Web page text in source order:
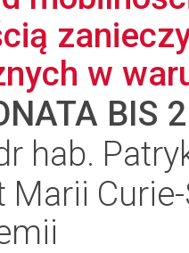
w
BIS 2
hab.
Marii